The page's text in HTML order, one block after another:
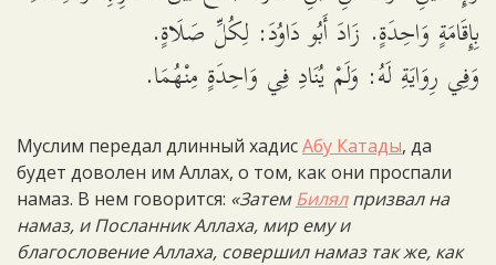
بِإِقَامَةٍ وَاحِدَةٍ. زَادَ أَبُو دَاوُدَ: لِكُلِّ صَلَاةٍ.
وَفِي رِوَايَةِ لَهُ: وَلَمْ يُنَادِ فِي وَاحِدَةٍ مِنْهُمَا.
Муслим передал длинный хадисАбу Катады, да
будет доволен им Аллах, о том, как они проспали
намаз. В нем говорится: «ЗатемБилялпризвал на
намаз, и Посланник Аллаха, мир ему и
благословение Аллаха, совершил намаз так же, как